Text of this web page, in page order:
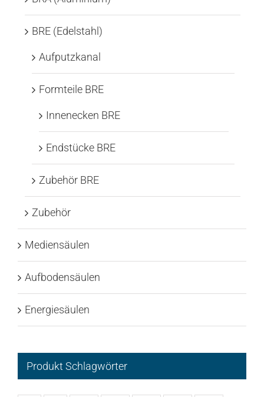
BRE (Edelstahl)
Aufputzkanal
Formteile BRE
Innenecken BRE
Endstücke BRE
Zubehör BRE
Zubehör
Mediensäulen
Aufbodensäulen
Energiesäulen
Produkt Schlagwörter